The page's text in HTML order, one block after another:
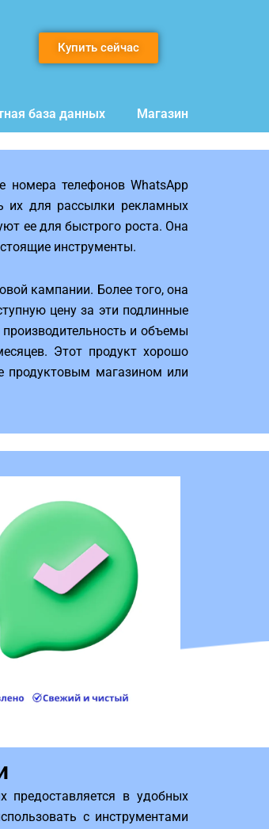
Купить сейчас
база данных Магазин
номера телефонов WhatsApp
их для рассылки рекламных
ее для быстрого роста. Она
инструменты.
кампании. Более того, она
цену за эти подлинные
и объемы
Этот продукт хорошо
продуктовым магазином или
в удобных
с инструментами